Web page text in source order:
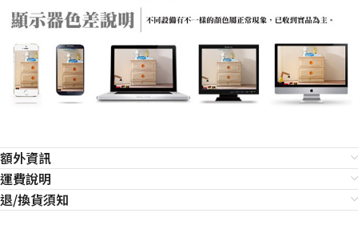
額外資訊
運費說明
退/換貨須知